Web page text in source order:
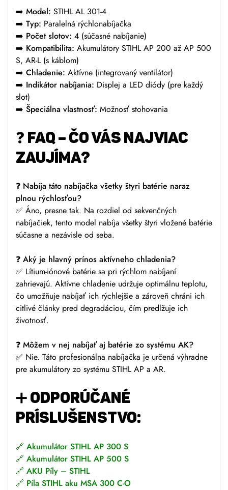
➡️ Model: STIHL AL 301-4
➡️ Typ: Paralelná rýchlonabíjačka
➡️ Počet slotov: 4 (súčasné nabíjanie)
➡️ Kompatibilita: Akumulátory STIHL AP 200 až AP 500
S, AR-L (s káblom)
➡️ Chladenie: Aktívne (integrovaný ventilátor)
➡️ Indikátor nabíjania: Displej a LED diódy (pre každý
slot)
➡️ Špeciálna vlastnosť: Možnosť stohovania
❓ FAQ – ČO VÁS NAJVIAC
ZAUJÍMA?
❓ Nabíja táto nabíjačka všetky štyri batérie naraz
plnou rýchlosťou?
✅ Áno, presne tak. Na rozdiel od sekvenčných
nabíjačiek, tento model nabíja všetky štyri vložené batérie
súčasne a nezávisle od seba.
❓ Aký je hlavný prínos aktívneho chladenia?
✅ Lítium-iónové batérie sa pri rýchlom nabíjaní
zahrievajú. Aktívne chladenie udržuje optimálnu teplotu,
čo umožňuje nabíjať ich rýchlejšie a zároveň chráni ich
citlivé články pred degradáciou, čím predlžuje ich
životnosť.
❓ Môžem v nej nabíjať aj batérie zo systému AK?
✅ Nie. Táto profesionálna nabíjačka je určená výhradne
pre akumulátory zo systému STIHL AP a AR.
➕ ODPORÚČANÉ
PRÍSLUŠENSTVO:
🔗 Akumulátor STIHL AP 300 S
🔗 Akumulátor STIHL AP 500 S
🔗 AKU Píly – STIHL
🔗 Píla STIHL aku MSA 300 C-O